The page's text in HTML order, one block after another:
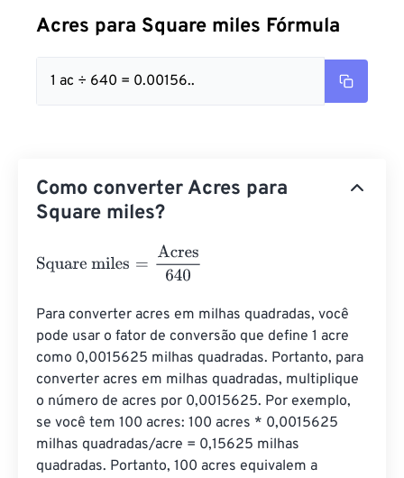
Acres para Square miles Fórmula
1 ac ÷ 640 = 0.00156..
Como converter Acres para
Square miles?
Square miles Acres640
Para converter acres em milhas quadradas, você
pode usar o fator de conversão que define 1 acre
como 0,0015625 milhas quadradas. Portanto, para
converter acres em milhas quadradas, multiplique
o número de acres por 0,0015625. Por exemplo,
se você tem 100 acres: 100 acres * 0,0015625
milhas quadradas/acre = 0,15625 milhas
quadradas. Portanto, 100 acres equivalem a